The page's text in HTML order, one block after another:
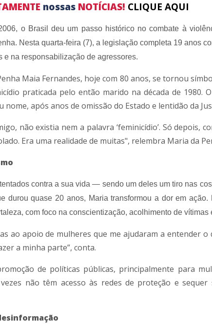
nossas NOTÍCIAS! CLIQUE AQUI
o Brasil deu um passo histórico no combate à
Nesta quarta-feira (7), a legislação completa 19 anos
e na responsabilização de agressores.
Maia Fernandes, hoje com 80 anos, se tornou
praticada pelo então marido na década de 1980.
nome, após anos de omissão do Estado e lentidão da
não existia nem a palavra ‘feminicídio’. Só depois,
Era uma realidade de muitas", relembra Maria da
contra a sua vida — sendo um deles um tiro nas
durou quase 20 anos, Maria transformou a dor em
com foco na conscientização, acolhimento de
ao apoio de mulheres que me ajudaram a entender o
a minha parte”, conta.
de políticas públicas, principalmente para
não têm acesso às redes de proteção e